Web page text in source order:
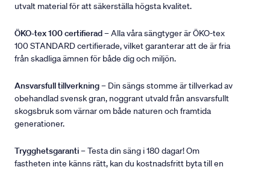
utvalt material för att säkerställa högsta kvalitet.
ÖKO-tex 100 certifierad– Alla våra sängtyger är ÖKO-tex
100 STANDARD certifierade, vilket garanterar att de är fria
från skadliga ämnen för både dig och miljön.
Ansvarsfull tillverkning– Din sängs stomme är tillverkad av
obehandlad svensk gran, noggrant utvald från ansvarsfullt
skogsbruk som värnar om både naturen och framtida
generationer.
Trygghetsgaranti– Testa din säng i 180 dagar! Om
fastheten inte känns rätt, kan du kostnadsfritt byta till en